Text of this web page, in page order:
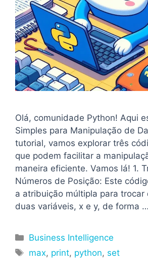
Olá, comunidade Python! Aqui
Simples para Manipulação de
tutorial, vamos explorar três
que podem facilitar a
maneira eficiente. Vamos lá! 1.
Números de Posição: Este
a atribuição múltipla para trocar
duas variáveis, x e y, de forma …
Categorias
Business Intelligence
Tags
max, print, python, set